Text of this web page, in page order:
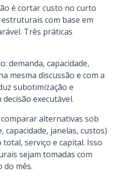
é cortar custo no curto
com base em
Três práticas
demanda, capacidade,
mesma discussão e com a
subotimização e
executável.
comparar alternativas sob
capacidade, janelas, custos)
serviço e capital. Isso
sejam tomadas com
do mês.